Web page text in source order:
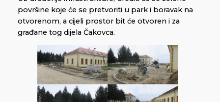
površine koje će se pretvoriti u park i boravak na
otvorenom, a cijeli prostor bit će otvoren i za
građane tog dijela Čakovca.